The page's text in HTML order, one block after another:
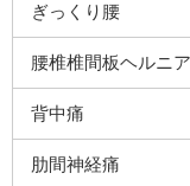
ぎっくり腰
腰椎椎間板ヘルニア
背中痛
肋間神経痛